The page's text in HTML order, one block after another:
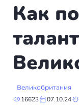
Как
Великобритания
16623 07.10.24
Европа
Мальта
Испания
Турция
Европа
Италия
Португалия
Подбор
Партнерская
Вакансии
О нас